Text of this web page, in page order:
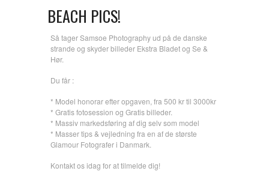
BEACH PICS!
Så tager Samsoe Photography ud på de danske
strande og skyder billeder Ekstra Bladet og Se &
Hør.
Du får :
* Model honorar efter opgaven, fra 500 kr til 3000kr
* Gratis fotosession og Gratis billeder.
* Massiv markedsføring af dig selv som model
* Masser tips & vejledning fra en af de største
Glamour Fotografer i Danmark.
Kontakt os idag for at tilmelde dig!